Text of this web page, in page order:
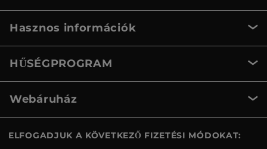
Hasznos információk
HŰSÉGPROGRAM
Webáruház
ELFOGADJUK A KÖVETKEZŐ FIZETÉSI MÓDOKAT: